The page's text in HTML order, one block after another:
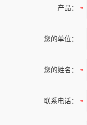
产品：
您的单位：
您的姓名：
联系电话：